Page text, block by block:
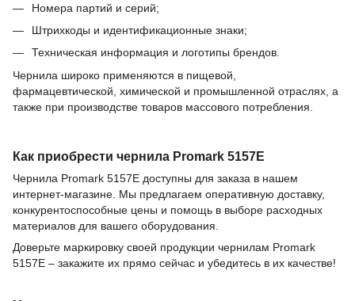
Номера партий и серий;
Штрихкоды и идентификационные знаки;
Техническая информация и логотипы брендов.
Чернила широко применяются в пищевой,
фармацевтической, химической и промышленной отраслях, а
также при производстве товаров массового потребления.
Как приобрести чернила Promark 5157E
Чернила Promark 5157E доступны для заказа в нашем
интернет-магазине. Мы предлагаем оперативную доставку,
конкурентоспособные цены и помощь в выборе расходных
материалов для вашего оборудования.
Доверьте маркировку своей продукции чернилам Promark
5157E – закажите их прямо сейчас и убедитесь в их качестве!